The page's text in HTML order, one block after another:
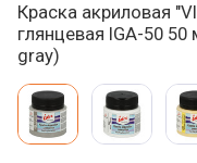
Краска акриловая
глянцевая IGA-50
gray)
Варианты